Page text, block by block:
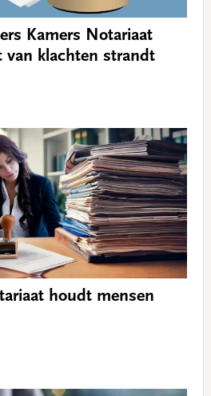
Kamers Notariaat
van klachten strandt
houdt mensen